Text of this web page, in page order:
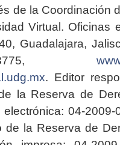
de la Coordinación
Virtual. Oficinas
Guadalajara,
. Editor
la Reserva de
04-2009-
de la Reserva de